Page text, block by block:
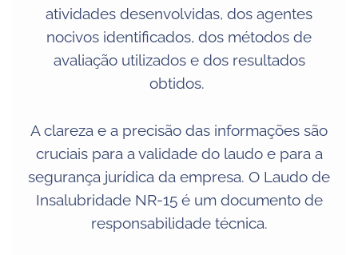
atividades desenvolvidas, dos agentes
nocivos identificados, dos métodos de
avaliação utilizados e dos resultados
obtidos.
A clareza e a precisão das informações são
cruciais para a validade do laudo e para a
segurança jurídica da empresa. O Laudo de
Insalubridade NR-15 é um documento de
responsabilidade técnica.